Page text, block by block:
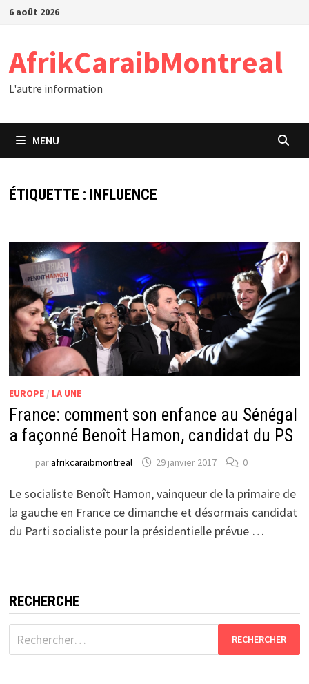
Passer
6 août 2026
AfrikCaraibMontreal
L'autre information
MENU
ÉTIQUETTE : INFLUENCE
EUROPE/ LA UNE
France: comment son enfance au Sénégal
a façonné Benoît Hamon, candidat du PS
parafrikcaraibmontreal 29 janvier 2017 0
Le socialiste Benoît Hamon, vainqueur de la primaire de
la gauche en France ce dimanche et désormais candidat
du Parti socialiste pour la présidentielle prévue …
RECHERCHE
Rechercher :